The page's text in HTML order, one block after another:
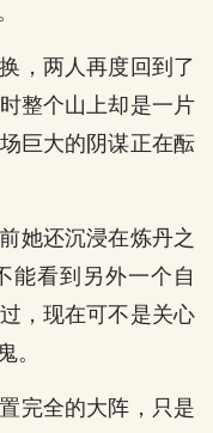
，两人再度回到了
整个山上却是一片
巨大的阴谋正在酝
她还沉浸在炼丹之
能看到另外一个自
，现在可不是关心
。
完全的大阵，只是